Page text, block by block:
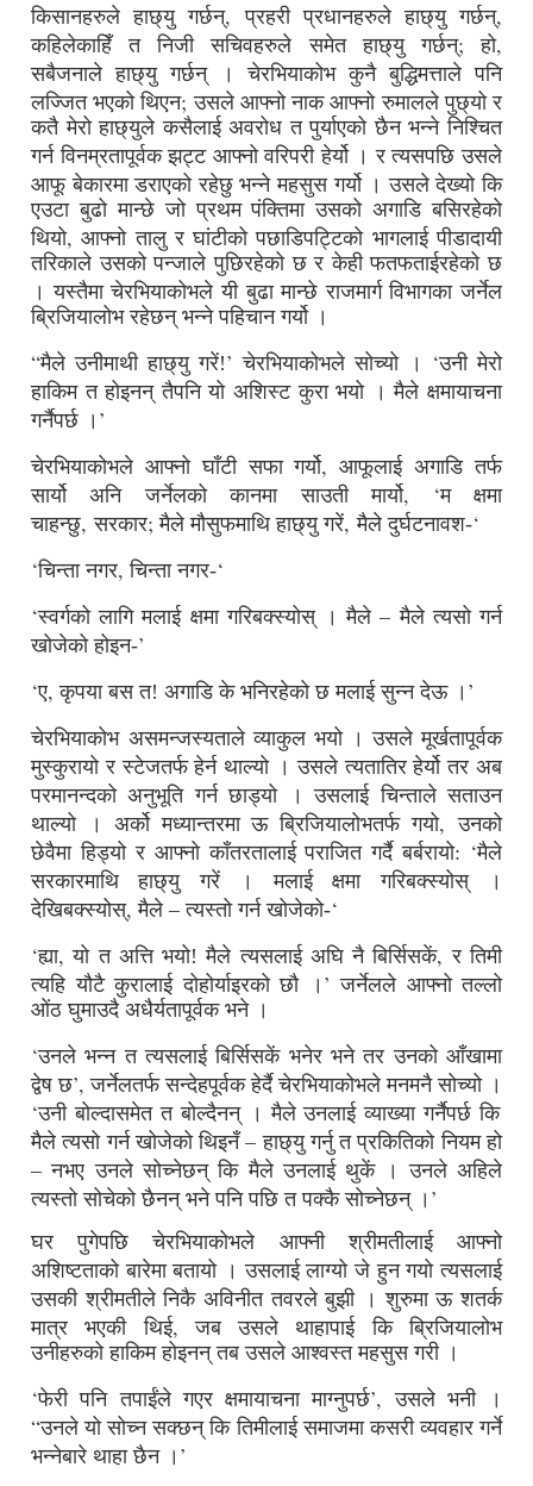
किसानहरुले हाछ्यु गर्छन्,प्रहरी प्रधानहरुले हाछ्यु गर्छन्,
कहिलेकाहिँ त निजी सचिवहरुले समेत हाछ्यु गर्छन्;हो,
सबैजनाले हाछ्यु गर्छन् ।
चेरभियाकोभ कुनै बुद्धिमत्ताले पनि
लज्जित भएको थिएन;उसले आफ्नो नाक आफ्नो रुमालले पुछ्यो र
कतै मेरो हाछ्युले कसैलाई अवरोध त पुर्याएको छैन भन्ने निश्चित
गर्न विनम्रतापूर्वक झट्ट आफ्नो वरिपरी हेर्यो । र त्यसपछि उसले
आफू बेकारमा डराएको रहेछु भन्ने महसुस गर्यो । उसले देख्यो कि
एउटा बुढो मान्छे जो प्रथम पंक्तिमा उसको अगाडि बसिरहेको
थियो,आफ्नो तालु र घांटीको पछाडिपट्टिको भागलाई पीडादायी
तरिकाले उसको पन्जाले पुछिरहेको छ र केही फतफताईरहेको छ
। यस्तैमा चेरभियाकोभले यी बुढा मान्छे राजमार्ग विभागका जर्नेल
ब्रिजियालोभ रहेछन् भन्ने पहिचान गर्यो ।
“मैले उनीमाथी हाछ्यु गरें!’चेरभियाकोभले सोच्यो । ‘उनी मेरो
हाकिम त होइनन् तैपनि यो अशिस्ट कुरा भयो । मैले क्षमायाचना
गर्नैपर्छ । ’
चेरभियाकोभले आफ्नो घाँटी सफा गर्यो,आफूलाई अगाडि तर्फ
सार्यो अनि जर्नेलको कानमा साउती मार्यो, ‘म क्षमा
चाहन्छु,सरकार;मैले मौसुफमाथि हाछ्यु गरें,मैले दुर्घटनावश-‘
‘चिन्ता नगर,चिन्ता नगर-‘
‘स्वर्गको लागि मलाई क्षमा गरिबक्स्योस् । मैले–मैले त्यसो गर्न
खोजेको होइन-’
‘ए,कृपया बस त! अगाडि के भनिरहेको छ मलाई सुन्न देऊ । ’
चेरभियाकोभ असमन्जस्यताले व्याकुल भयो । उसले मूर्खतापूर्वक
मुस्कुरायो र स्टेजतर्फ हेर्न थाल्यो । उसले त्यतातिर हेर्यो तर अब
परमानन्दको अनुभूति गर्न छाड्यो ।
उसलाई चिन्ताले सताउन
थाल्यो ।
अर्को मध्यान्तरमा ऊ ब्रिजियालोभतर्फ गयो,उनको
छेवैमा हिड्यो र आफ्नो काँतरतालाई पराजित गर्दै बर्बरायो: ‘मैले
सरकारमाथि हाछ्यु गरें ।
मलाई क्षमा गरिबक्स्योस् ।
देखिबक्स्योस्,मैले –त्यस्तो गर्न खोजेको-‘
‘ह्या,यो त अत्ति भयो! मैले त्यसलाई अघि नै बिर्सिसकें,र तिमी
त्यहि यौटै कुरालाई दोहोर्याइरको छौ । ’जर्नेलले आफ्नो तल्लो
ओंठ घुमाउदै अधैर्यतापूर्वक भने ।
‘उनले भन्न त त्यसलाई बिर्सिसकें भनेर भने तर उनको आँखामा
द्वेष छ’,जर्नेलतर्फ सन्देहपूर्वक हेर्दै चेरभियाकोभले मनमनै सोच्यो ।
‘उनी बोल्दासमेत त बोल्दैनन् । मैले उनलाई व्याख्या गर्नैपर्छ कि
मैले त्यसो गर्न खोजेको थिइनँ–हाछ्यु गर्नु त प्रकितिको नियम हो
–नभए उनले सोच्नेछन् कि मैले उनलाई थुकें ।
उनले अहिले
त्यस्तो सोचेको छैनन् भने पनि पछि त पक्कै सोच्नेछन् । ’
घर पुगेपछि चेरभियाकोभले आफ्नी श्रीमतीलाई आफ्नो
अशिष्टताको बारेमा बतायो । उसलाई लाग्यो जे हुन गयो त्यसलाई
उसकी श्रीमतीले निकै अविनीत तवरले बुझी । शुरुमा ऊ शतर्क
मात्र भएकी थिई,जब उसले थाहापाई कि ब्रिजियालोभ
उनीहरुको हाकिम होइनन् तब उसले आश्वस्त महसुस गरी ।
‘फेरी पनि तपाईंले गएर क्षमायाचना माग्नुपर्छ’,उसले भनी ।
“उनले यो सोच्न सक्छन् कि तिमीलाई समाजमा कसरी व्यवहार गर्ने
भन्नेबारे थाहा छैन । ’